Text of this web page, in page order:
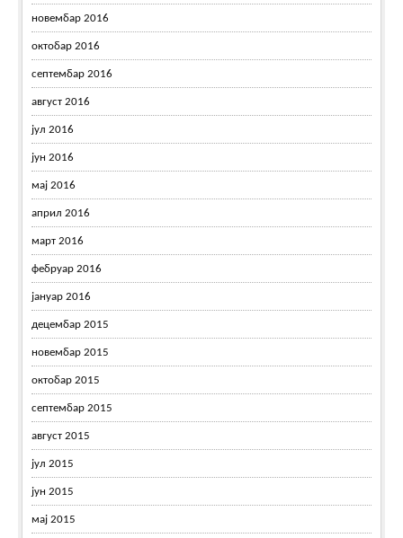
новембар 2016
октобар 2016
септембар 2016
август 2016
јул 2016
јун 2016
мај 2016
април 2016
март 2016
фебруар 2016
јануар 2016
децембар 2015
новембар 2015
октобар 2015
септембар 2015
август 2015
јул 2015
јун 2015
мај 2015